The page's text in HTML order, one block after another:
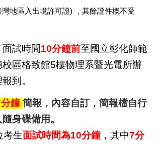
地區入出境許可證)
，其餘證件概不受
試時間10分鐘前至國立彰化師範
校區格致館5樓物理系暨光電所辦
到。
分鐘簡報，內容自訂，簡報檔自行
身碟備用 。
考生面試時間為10分鐘，其中7分